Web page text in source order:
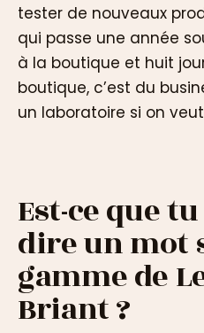
tester de nouveaux
qui passe une année
à la boutique et huit
boutique, c’est du
un laboratoire si on veut
Est-ce que
dire un mot
gamme de
Briant ?